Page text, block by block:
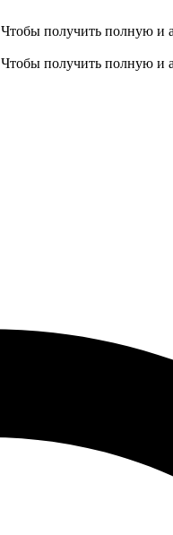
Чтобы получить полную и
Чтобы получить полную и